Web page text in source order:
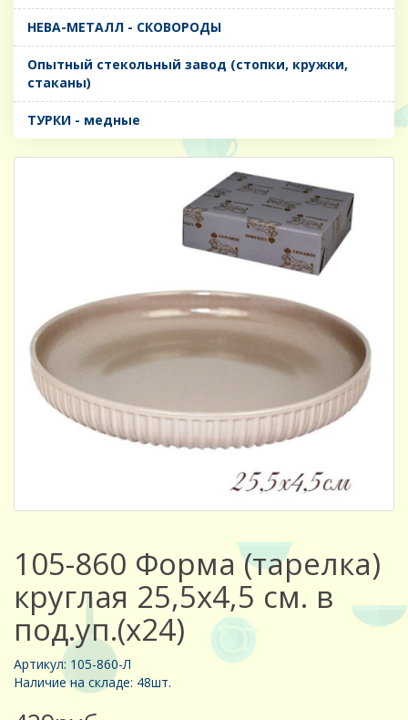
НЕВА-МЕТАЛЛ - СКОВОРОДЫ
Опытный стекольный завод (стопки, кружки,
стаканы)
ТУРКИ - медные
105-860 Форма (тарелка)
круглая 25,5х4,5 см. в
под.уп.(х24)
Артикул: 105-860-Л
Наличие на складе: 48шт.